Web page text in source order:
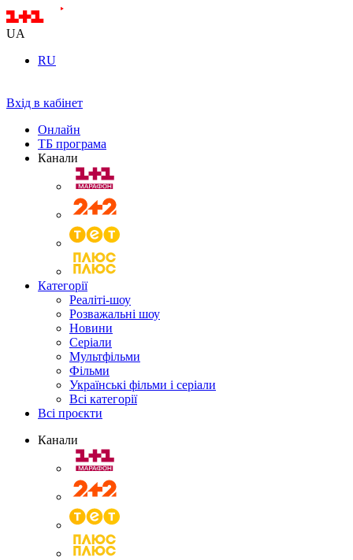
UA
RU
Вхід в кабінет
Онлайн
ТБ програма
Канали
Категорії
Реаліті-шоу
Розважальні шоу
Новини
Серіали
Мультфільми
Фільми
Українські фільми і серіали
Всі категорії
Всі проєкти
Канали